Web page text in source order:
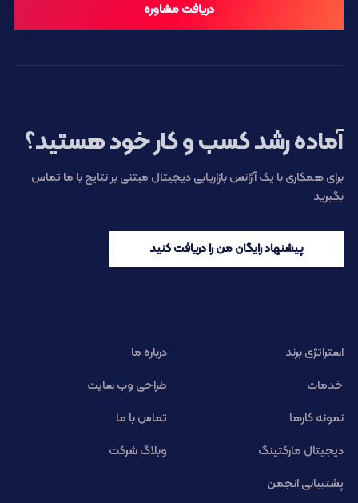
دریافت مشاوره
آماده رشد کسب و کار خود هستید؟
برای همکاری با یک آژانس بازاریابی دیجیتال مبتنی بر نتایج با ما تماس
بگیرید
پیشنهاد رایگان من را دریافت کنید
استراتژی برند
درباره ما
خدمات
طراحی وب سایت
نمونه کارها
تماس با ما
دیجیتال مارکتینگ
وبلاگ شرکت
پشتیبانی انجمن